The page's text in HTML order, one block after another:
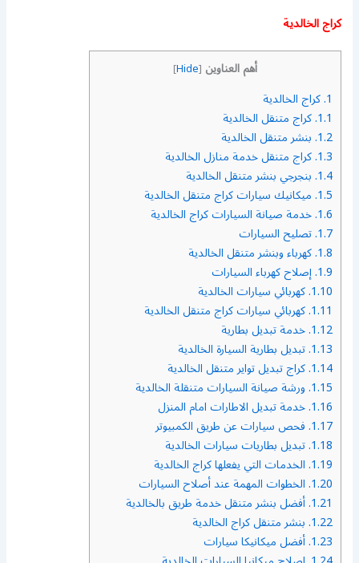
كراج الخالدية
أهم العناوين [
Hide
]
1. كراج الخالدية
1.1. كراج متنقل الخالدية
1.2. بنشر متنقل الخالدية
1.3. كراج متنقل خدمة منازل الخالدية
1.4. بنجرجي بنشر متنقل الخالدية
1.5. ميكانيك سيارات كراج متنقل الخالدية
1.6. خدمة صيانة السيارات كراج الخالدية
1.7. تصليح السيارات
1.8. كهرباء وبنشر متنقل الخالدية
1.9. إصلاح كهرباء السيارات
1.10. كهربائي سيارات الخالدية
1.11. كهربائي سيارات كراج متنقل الخالدية
1.12. خدمة تبديل بطارية
1.13. تبديل بطارية السيارة الخالدية
1.14. كراج تبديل تواير متنقل الخالدية
1.15. ورشة صيانة السيارات متنقلة الخالدية
1.16. خدمة تبديل الاطارات امام المنزل
1.17. فحص سيارات عن طريق الكمبيوتر
1.18. تبديل بطاريات سيارات الخالدية
1.19. الخدمات التي يفعلها كراج الخالدية
1.20. الخطوات المهمة عند أصلاح السيارات
1.21. أفضل بنشر متنقل خدمة طريق بالخالدية
1.22. بنشر متنقل كراج الخالدية
1.23. أفضل ميكانيكا سيارات